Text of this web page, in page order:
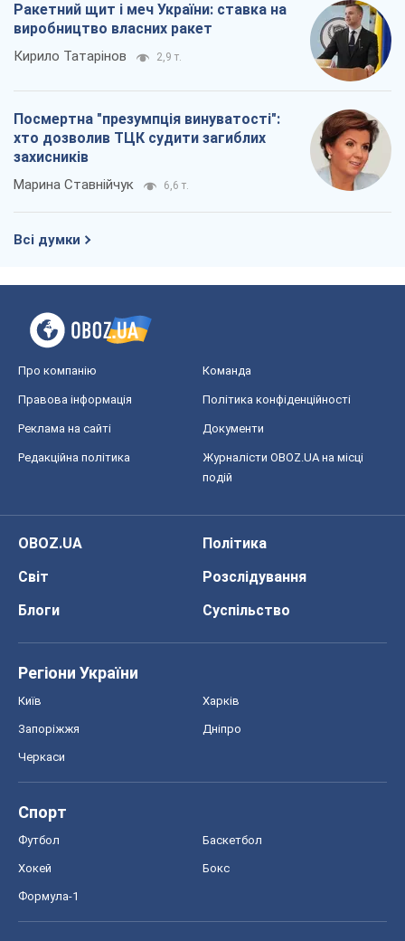
Ракетний щит і меч України: ставка на
виробництво власних ракет
Кирило Татарінов 2,9 т.
Посмертна "презумпція винуватості":
хто дозволив ТЦК судити загиблих
захисників
Марина Ставнійчук 6,6 т.
Всі думки
Про компанію Команда
Правова інформація Політика конфіденційності
Реклама на сайті Документи
Редакційна політика
Журналісти OBOZ.UA на місці
подій
OBOZ.UA
Політика
Світ
Розслідування
Блоги
Суспільство
Регіони України
Київ Харків
Запоріжжя Дніпро
Черкаси
Спорт
Футбол Баскетбол
Хокей Бокс
Формула-1